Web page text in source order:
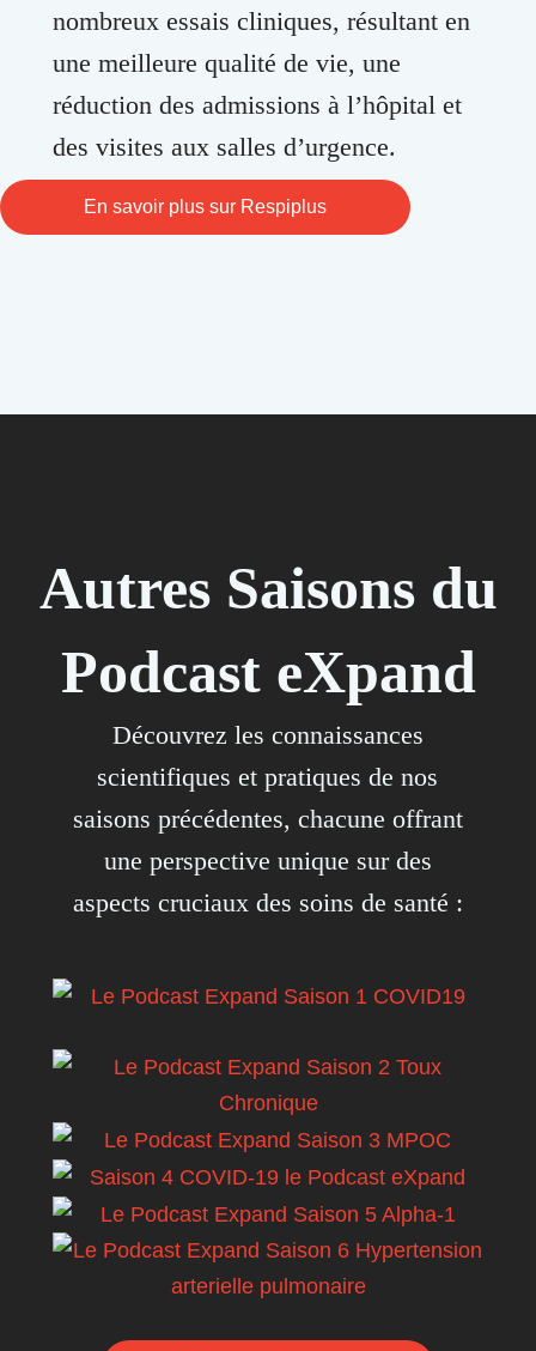
nombreux essais cliniques, résultant en
une meilleure qualité de vie, une
réduction des admissions à l’hôpital et
des visites aux salles d’urgence.
En savoir plus sur Respiplus
Autres Saisons du
Podcast eXpand
Découvrez les connaissances
scientifiques et pratiques de nos
saisons précédentes, chacune offrant
une perspective unique sur des
aspects cruciaux des soins de santé :